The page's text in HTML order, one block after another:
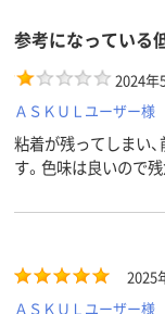
参考になっている
2024年
ＡＳＫＵＬユーザー様
粘着が残ってしまい
す。色味は良いので残
2025
ＡＳＫＵＬユーザー様